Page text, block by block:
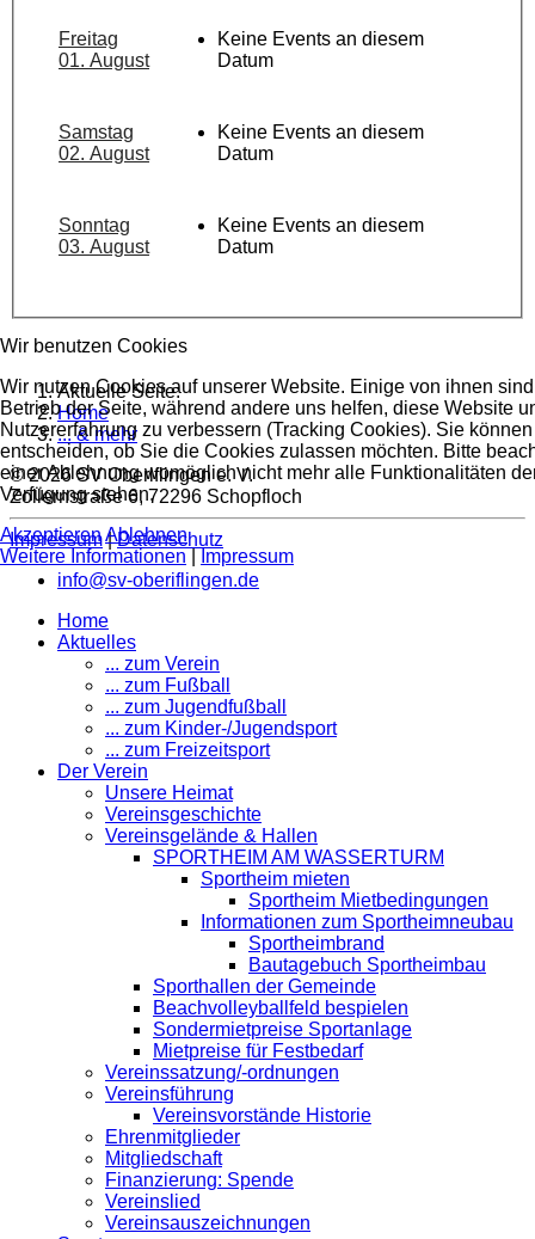
Freitag
01. August
Keine Events an diesem
Datum
Samstag
02. August
Keine Events an diesem
Datum
Sonntag
03. August
Keine Events an diesem
Datum
Aktuelle Seite:
Home
... & mehr
© 2026 SV Oberiflingen e. V.
Zollernstraße 6, 72296 Schopfloch
Impressum|Datenschutz
info@sv-oberiflingen.de
Home
Aktuelles
... zum Verein
... zum Fußball
... zum Jugendfußball
... zum Kinder-/Jugendsport
... zum Freizeitsport
Der Verein
Unsere Heimat
Vereinsgeschichte
Vereinsgelände & Hallen
SPORTHEIM AM WASSERTURM
Sportheim mieten
Sportheim Mietbedingungen
Informationen zum Sportheimneubau
Sportheimbrand
Bautagebuch Sportheimbau
Sporthallen der Gemeinde
Beachvolleyballfeld bespielen
Sondermietpreise Sportanlage
Mietpreise für Festbedarf
Vereinssatzung/-ordnungen
Vereinsführung
Vereinsvorstände Historie
Ehrenmitglieder
Mitgliedschaft
Finanzierung: Spende
Vereinslied
Vereinsauszeichnungen
Wir benutzen Cookies
Wir nutzen Cookies auf unserer Website. Einige von ihnen
Betrieb der Seite, während andere uns helfen, diese Website
Nutzererfahrung zu verbessern (Tracking Cookies). Sie
entscheiden, ob Sie die Cookies zulassen möchten. Bitte
einer Ablehnung womöglich nicht mehr alle Funktionalitäten
Verfügung stehen.
AkzeptierenAblehnen
Weitere Informationen
Impressum